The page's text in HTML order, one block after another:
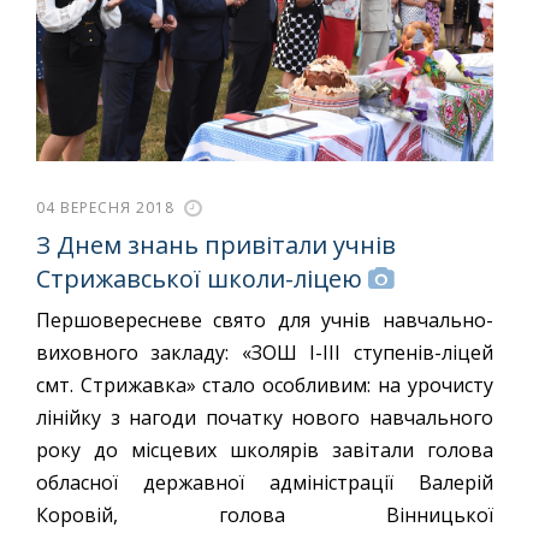
04 ВЕРЕСНЯ 2018
З Днем знань привітали учнів
Стрижавської школи-ліцею
Першовересневе свято для учнів навчально-
виховного закладу: «ЗОШ І-ІІІ ступенів-ліцей
смт. Стрижавка» стало особливим: на урочисту
лінійку з нагоди початку нового навчального
року до місцевих школярів завітали голова
обласної державної адміністрації Валерій
Коровій, голова Вінницької